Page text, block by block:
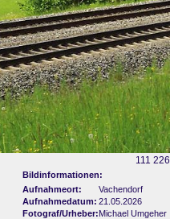
111
Bildinformationen:
Aufnahmeort:
Vachendorf
Aufnahmedatum: 21.05.2026
Fotograf/Urheber:Michael Umgeher